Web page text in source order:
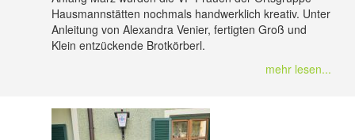
Hausmannstätten nochmals handwerklich kreativ. Unter
Anleitung von Alexandra Venier, fertigten Groß und
Klein entzückende Brotkörberl.
mehr lesen...